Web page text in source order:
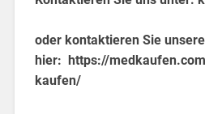
oder kontaktieren Sie
hier: https://
kaufen/